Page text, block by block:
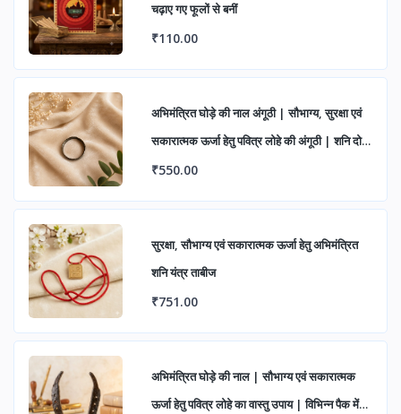
चढ़ाए गए फूलों से बनीं
₹110.00
अभिमंत्रित घोड़े की नाल अंगूठी | सौभाग्य, सुरक्षा एवं
सकारात्मक ऊर्जा हेतु पवित्र लोहे की अंगूठी | शनि दोष
निवारण एवं शुभ लाभ के लिए आध्यात्मिक रिंग
₹550.00
सुरक्षा, सौभाग्य एवं सकारात्मक ऊर्जा हेतु अभिमंत्रित
शनि यंत्र ताबीज
₹751.00
अभिमंत्रित घोड़े की नाल | सौभाग्य एवं सकारात्मक
ऊर्जा हेतु पवित्र लोहे का वास्तु उपाय | विभिन्न पैक में